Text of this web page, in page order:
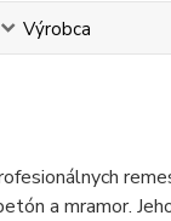
Výrobca
a mramor.